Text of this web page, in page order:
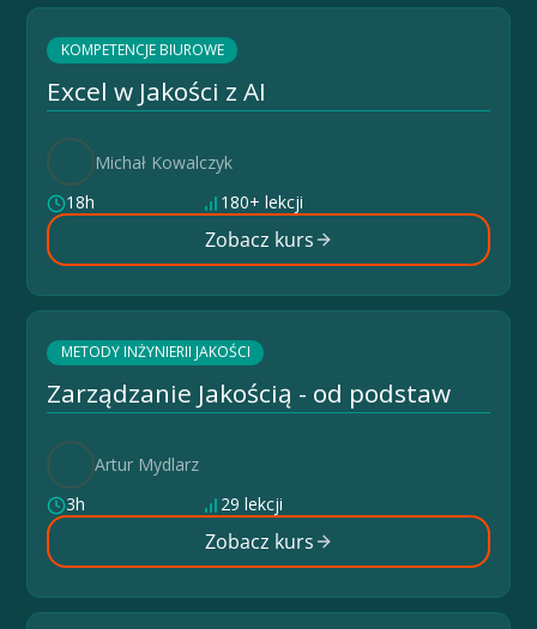
KOMPETENCJE BIUROWE
Excel w Jakości z AI
Michał Kowalczyk
18h
180+ lekcji
Zobacz kurs
METODY INŻYNIERII JAKOŚCI
Zarządzanie Jakością - od podstaw
Artur Mydlarz
3h
29 lekcji
Zobacz kurs